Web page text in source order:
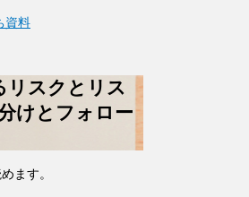
資料
リスクとリス
けとフォロー
ます。